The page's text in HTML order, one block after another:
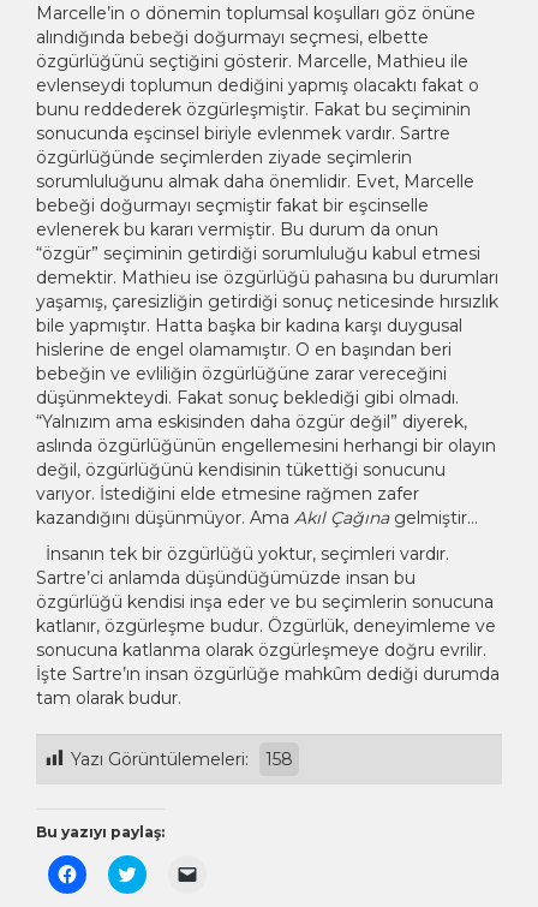
Marcelle’in o dönemin toplumsal koşulları göz önüne
alındığında bebeği doğurmayı seçmesi, elbette
özgürlüğünü seçtiğini gösterir. Marcelle, Mathieu ile
evlenseydi toplumun dediğini yapmış olacaktı fakat o
bunu reddederek özgürleşmiştir. Fakat bu seçiminin
sonucunda eşcinsel biriyle evlenmek vardır. Sartre
özgürlüğünde seçimlerden ziyade seçimlerin
sorumluluğunu almak daha önemlidir. Evet, Marcelle
bebeği doğurmayı seçmiştir fakat bir eşcinselle
evlenerek bu kararı vermiştir. Bu durum da onun
“özgür” seçiminin getirdiği sorumluluğu kabul etmesi
demektir. Mathieu ise özgürlüğü pahasına bu durumları
yaşamış, çaresizliğin getirdiği sonuç neticesinde hırsızlık
bile yapmıştır. Hatta başka bir kadına karşı duygusal
hislerine de engel olamamıştır. O en başından beri
bebeğin ve evliliğin özgürlüğüne zarar vereceğini
düşünmekteydi. Fakat sonuç beklediği gibi olmadı.
“Yalnızım ama eskisinden daha özgür değil” diyerek,
aslında özgürlüğünün engellemesini herhangi bir olayın
değil, özgürlüğünü kendisinin tükettiği sonucunu
varıyor. İstediğini elde etmesine rağmen zafer
kazandığını düşünmüyor. Ama Akıl Çağınagelmiştir…
İnsanın tek bir özgürlüğü yoktur, seçimleri vardır.
Sartre’ci anlamda düşündüğümüzde insan bu
özgürlüğü kendisi inşa eder ve bu seçimlerin sonucuna
katlanır, özgürleşme budur. Özgürlük, deneyimleme ve
sonucuna katlanma olarak özgürleşmeye doğru evrilir.
İşte Sartre’ın insan özgürlüğe mahkûm dediği durumda
tam olarak budur.
Yazı Görüntülemeleri: 158
Bu yazıyı paylaş:
Facebook'ta
paylaşmak
Twitter
üzerinde